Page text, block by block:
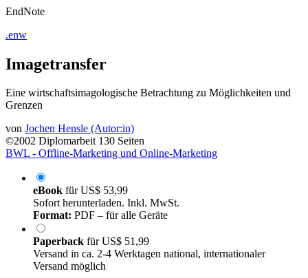
EndNote
.enw
Imagetransfer
Eine wirtschaftsimagologische Betrachtung zu Möglichkeiten und
Grenzen
von Jochen Hensle (Autor:in)
©2002 Diplomarbeit 130 Seiten
BWL - Offline-Marketing und Online-Marketing
eBook fürUS$ 53,99
Sofort herunterladen. Inkl. MwSt.
Format: PDF – für alle Geräte
Paperback fürUS$ 51,99
Versand in ca. 2-4 Werktagen national, internationaler
Versand möglich